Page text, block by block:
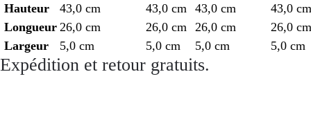
Hauteur
43,0 cm 43,0 cm 43,0 cm
43,0 cm
Longueur 26,0 cm 26,0 cm 26,0 cm
26,0 cm
Largeur
5,0 cm 5,0 cm 5,0 cm 5,0 cm
Expédition et retour gratuits.